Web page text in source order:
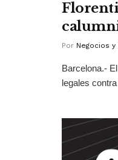
Por Negocios y
Barcelona.-
legales